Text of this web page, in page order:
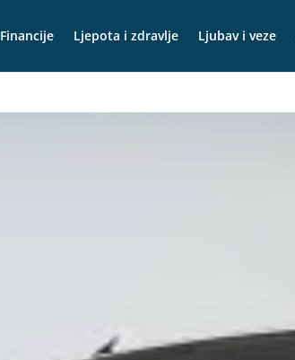
Financije Ljepota i zdravlje Ljubav i veze